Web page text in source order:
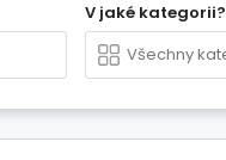
V jaké kategorii?